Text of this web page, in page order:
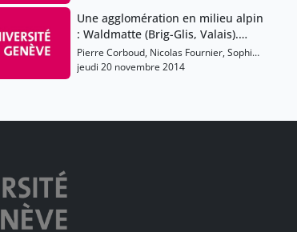
Une agglomération en milieu alpin
: Waldmatte (Brig-Glis, Valais).
Premier âge du Fer (Hallstatt), vers
650 av. J.-C.
Pierre Corboud, Nicolas Fournier, Sophie
Gardaz
jeudi 20 novembre 2014